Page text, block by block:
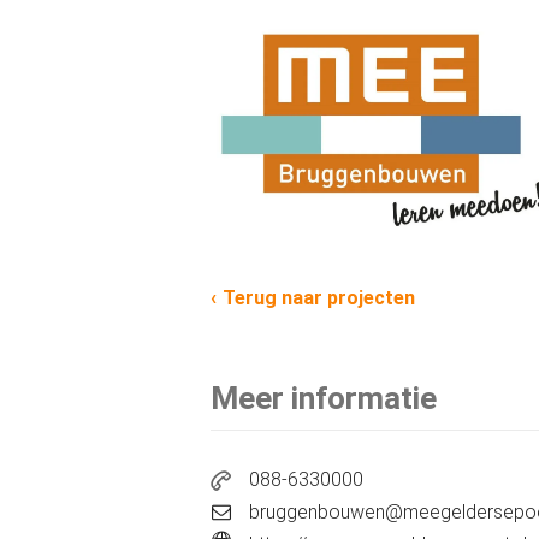
Terug naar projecten
Meer informatie
088-6330000